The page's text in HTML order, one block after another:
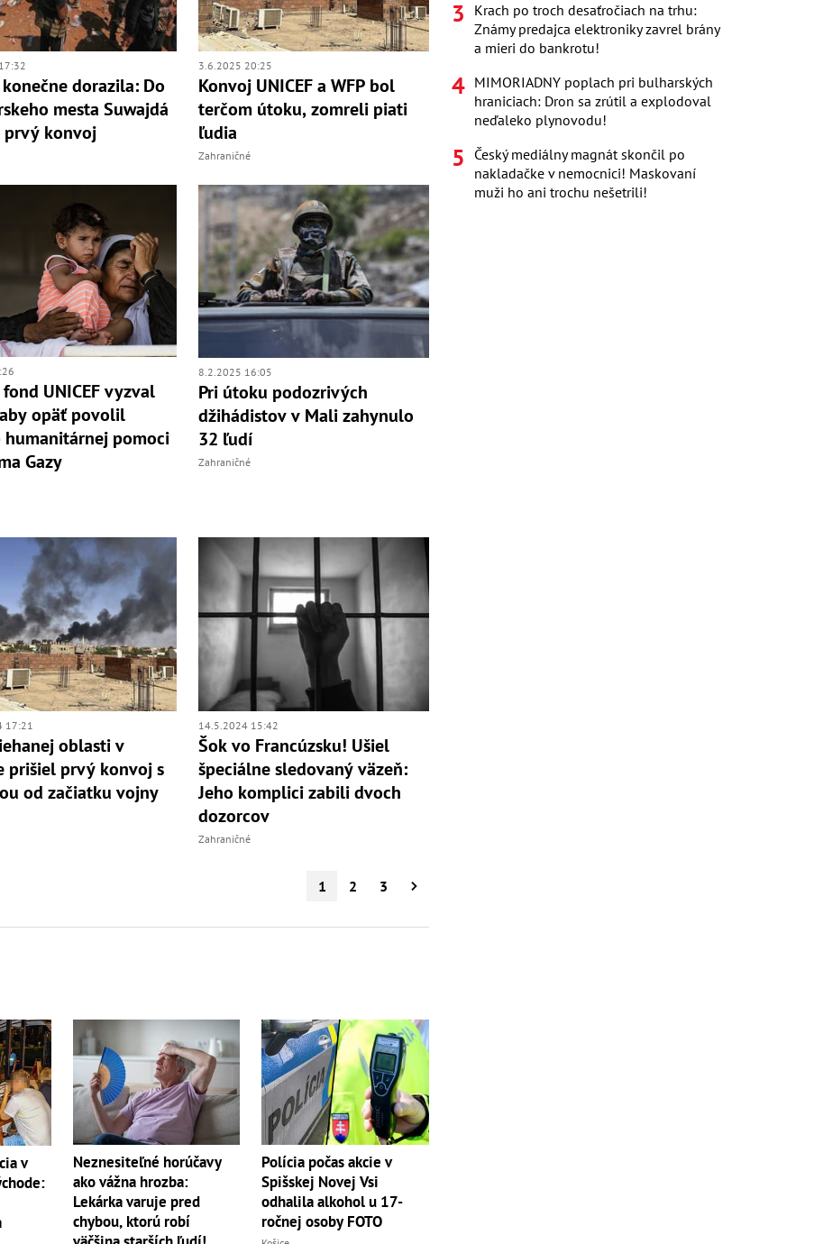
dorazila: Do
mesta Suwajdá
konvoj
3.6.2025 20:25
Konvoj UNICEF a WFP bol
terčom útoku, zomreli piati
ľudia
Zahraničné
UNICEF vyzval
opäť povolil
humanitárnej pomoci
Gazy
8.2.2025 16:05
Pri útoku podozrivých
džihádistov v Mali zahynulo
32 ľudí
Zahraničné
17:21
oblasti v
prišiel prvý konvoj s
od začiatku vojny
14.5.2024 15:42
Šok vo Francúzsku! Ušiel
špeciálne sledovaný väzeň:
Jeho komplici zabili dvoch
dozorcov
Zahraničné
1 2 3
v
Neznesiteľné horúčavy
ako vážna hrozba:
Lekárka varuje pred
chybou, ktorú robí
Polícia počas akcie v
Spišskej Novej Vsi
odhalila alkohol u 17-
ročnej osoby FOTO
Krach po troch desaťročiach na trhu:
Známy predajca elektroniky zavrel brány
a mieri do bankrotu!
MIMORIADNY poplach pri bulharských
hraniciach: Dron sa zrútil a explodoval
neďaleko plynovodu!
Český mediálny magnát skončil po
nakladačke v nemocnici! Maskovaní
muži ho ani trochu nešetrili!